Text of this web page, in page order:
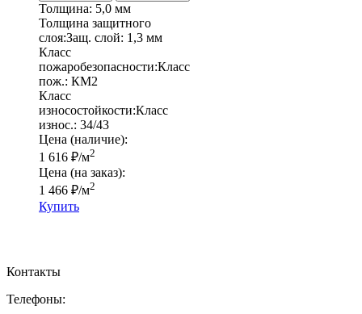
Толщина: 5,0 мм
Толщина защитного
слоя:Защ. слой: 1,3 мм
Класс
пожаробезопасности:Класс
пож.: КМ2
Класс
износостойкости:Класс
износ.: 34/43
Цена (наличие):
1 616 ₽/м2
Цена (на заказ):
1 466 ₽/м2
Купить
Контакты
Телефоны: